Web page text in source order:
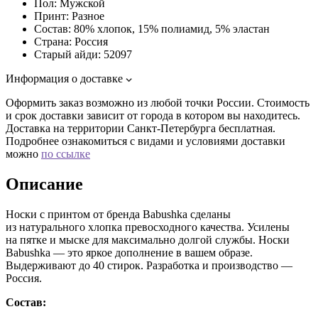
Пол: Мужской
Принт: Разное
Состав: 80% хлопок, 15% полиамид, 5% эластан
Страна: Россия
Старый айди: 52097
Информация о доставке
Оформить заказ возможно из любой точки России. Стоимость
и срок доставки зависит от города в котором вы находитесь.
Доставка на территории Санкт-Петербурга бесплатная.
Подробнее ознакомиться с видами и условиями доставки
можно по ссылке
Описание
Носки с принтом от бренда Babushka сделаны
из натурального хлопка превосходного качества. Усилены
на пятке и мыске для максимально долгой службы. Носки
Babushka — это яркое дополнение в вашем образе.
Выдерживают до 40 стирок. Разработка и производство —
Россия.
Состав: